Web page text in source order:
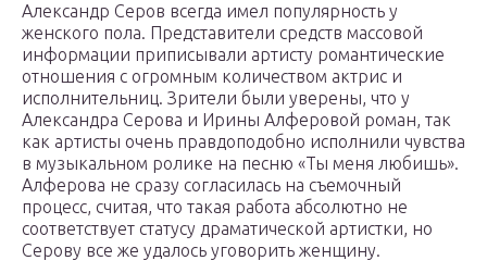
Александр Серов всегда имел популярность у
женского пола. Представители средств массовой
информации приписывали артисту романтические
отношения с огромным количеством актрис и
исполнительниц. Зрители были уверены, что у
Александра Серова и Ирины Алферовой роман, так
как артисты очень правдоподобно исполнили чувства
в музыкальном ролике на песню «Ты меня любишь».
Алферова не сразу согласилась на съемочный
процесс, считая, что такая работа абсолютно не
соответствует статусу драматической артистки, но
Серову все же удалось уговорить женщину.